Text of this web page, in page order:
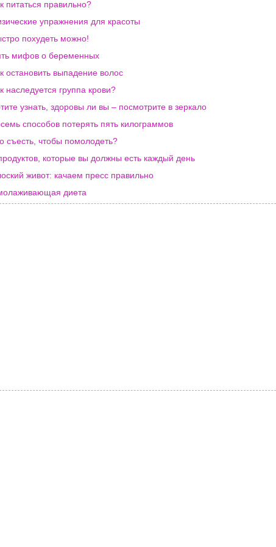
питаться правильно?
упражнения для красоты
похудеть можно!
мифов о беременных
остановить выпадение волос
наследуется группа крови?
узнать, здоровы ли вы – посмотрите в зеркало
способов потерять пять килограммов
съесть, чтобы помолодеть?
которые вы должны есть каждый день
живот: качаем пресс правильно
диета